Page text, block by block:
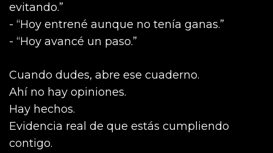
evitando.”
- “Hoy entrené aunque no tenía ganas.”
- “Hoy avancé un paso.”
Cuando dudes, abre ese cuaderno.
Ahí no hay opiniones.
Hay hechos.
Evidencia real de que estás cumpliendo
contigo.